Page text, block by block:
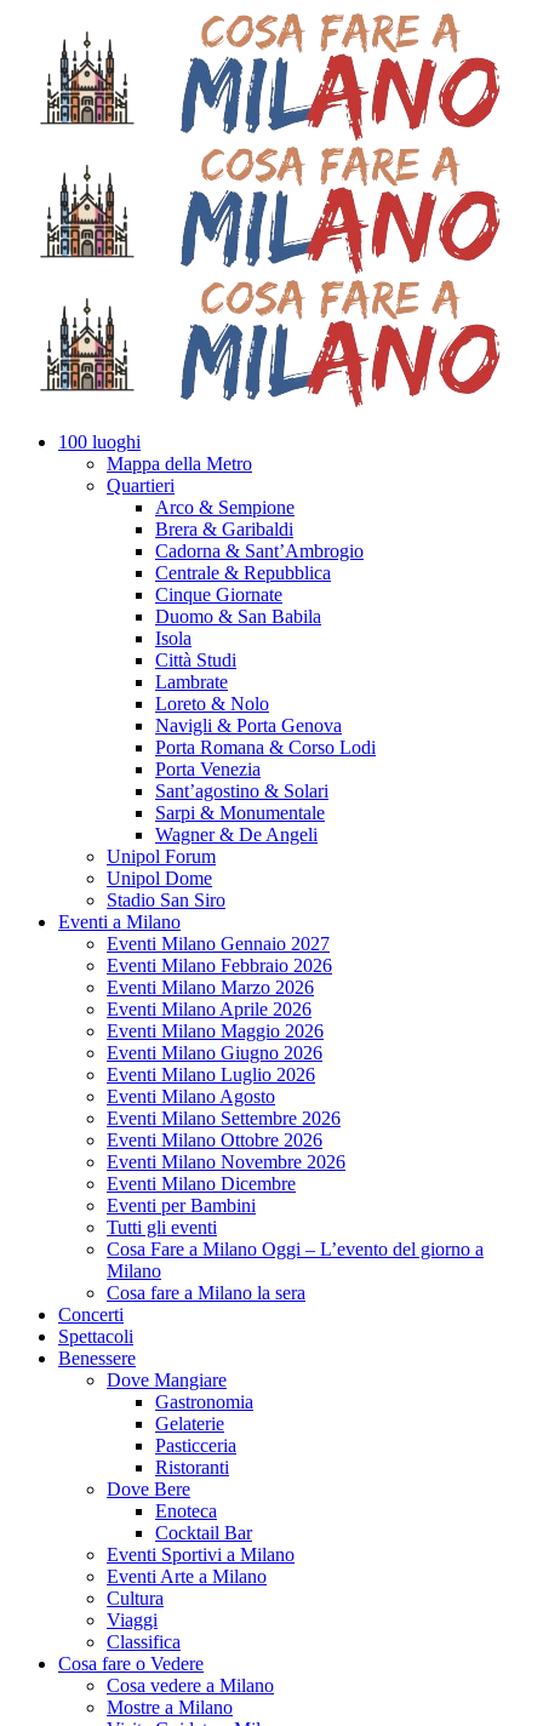
100 luoghi
Mappa della Metro
Quartieri
Arco & Sempione
Brera & Garibaldi
Cadorna & Sant’Ambrogio
Centrale & Repubblica
Cinque Giornate
Duomo & San Babila
Isola
Città Studi
Lambrate
Loreto & Nolo
Navigli & Porta Genova
Porta Romana & Corso Lodi
Porta Venezia
Sant’agostino & Solari
Sarpi & Monumentale
Wagner & De Angeli
Unipol Forum
Unipol Dome
Stadio San Siro
Eventi a Milano
Eventi Milano Gennaio 2027
Eventi Milano Febbraio 2026
Eventi Milano Marzo 2026
Eventi Milano Aprile 2026
Eventi Milano Maggio 2026
Eventi Milano Giugno 2026
Eventi Milano Luglio 2026
Eventi Milano Agosto
Eventi Milano Settembre 2026
Eventi Milano Ottobre 2026
Eventi Milano Novembre 2026
Eventi Milano Dicembre
Eventi per Bambini
Tutti gli eventi
Cosa Fare a Milano Oggi – L’evento del giorno a
Milano
Cosa fare a Milano la sera
Concerti
Spettacoli
Benessere
Dove Mangiare
Gastronomia
Gelaterie
Pasticceria
Ristoranti
Dove Bere
Enoteca
Cocktail Bar
Eventi Sportivi a Milano
Eventi Arte a Milano
Cultura
Viaggi
Classifica
Cosa fare o Vedere
Cosa vedere a Milano
Mostre a Milano